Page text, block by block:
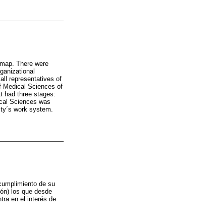
There were
representatives of
Medical Sciences of
had three stages:
Sciences was
work system.
de su
los que desde
en el interés de